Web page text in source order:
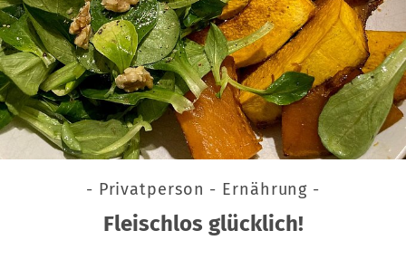
- Privatperson - Ernährung -
Fleischlos glücklich!